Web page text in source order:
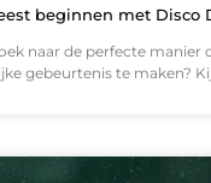
beginnen met Disco
naar de perfecte manier
gebeurtenis te maken?